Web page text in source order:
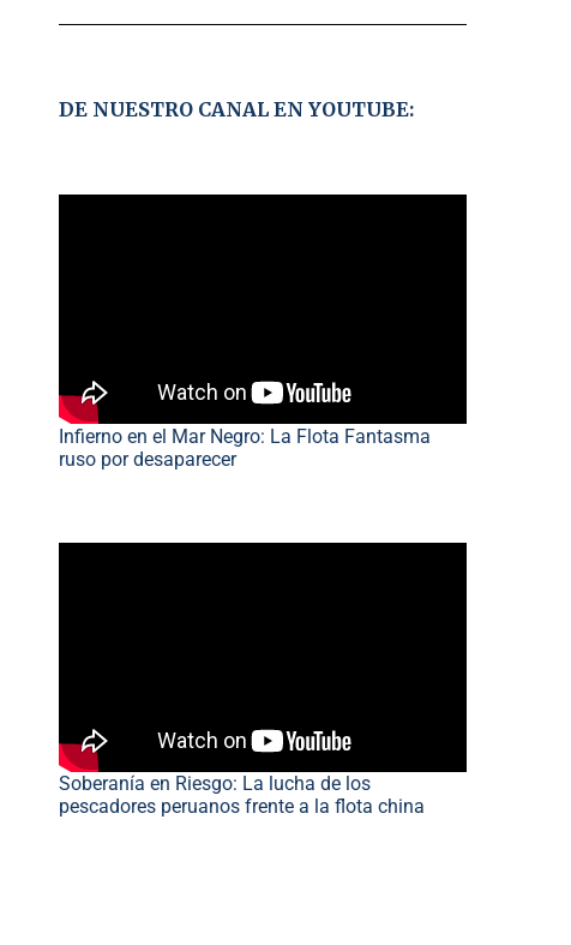
DE NUESTRO CANAL EN YOUTUBE:
Infierno en el Mar Negro: La Flota Fantasma
ruso por desaparecer
Soberanía en Riesgo: La lucha de los
pescadores peruanos frente a la flota china